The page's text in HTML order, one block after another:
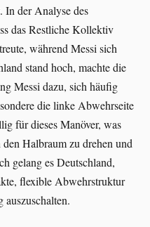
In der Analyse des
das Restliche Kollektiv
während Messi sich
stand hoch, machte die
Messi dazu, sich häufig
die linke Abwehrseite
für dieses Manöver, was
Halbraum zu drehen und
gelang es Deutschland,
flexible Abwehrstruktur
auszuschalten.